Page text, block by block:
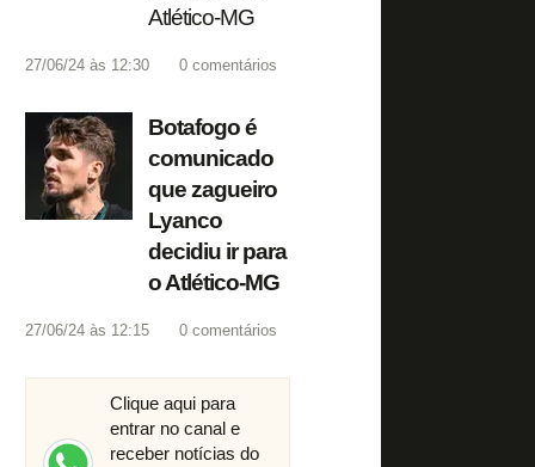
Atlético-MG
27/06/24 às 12:30 0 comentários
Botafogo é
comunicado
que zagueiro
Lyanco
decidiu ir para
o Atlético-MG
27/06/24 às 12:15 0 comentários
Clique aqui para
entrar no canal e
receber notícias do